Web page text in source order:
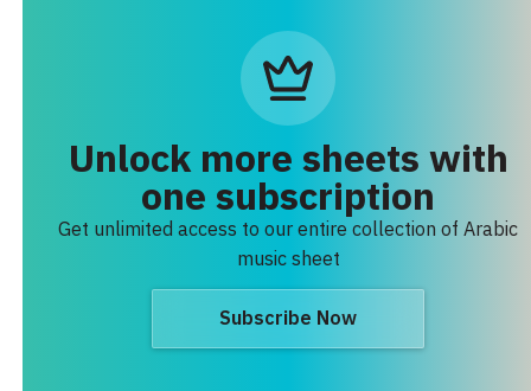
Unlock more sheets with
one subscription
Get unlimited access to our entire collection of Arabic
music sheet
Subscribe Now